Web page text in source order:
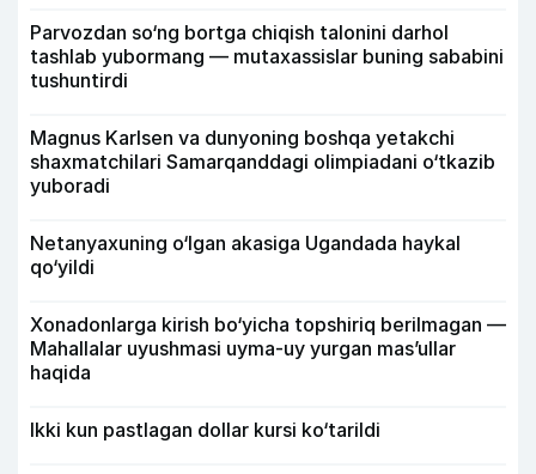
Parvozdan so‘ng bortga chiqish talonini darhol
tashlab yubormang — mutaxassislar buning sababini
tushuntirdi
Magnus Karlsen va dunyoning boshqa yetakchi
shaxmatchilari Samarqanddagi olimpiadani o‘tkazib
yuboradi
Netanyaxuning o‘lgan akasiga Ugandada haykal
qo‘yildi
Xonadonlarga kirish bo‘yicha topshiriq berilmagan —
Mahallalar uyushmasi uyma-uy yurgan mas’ullar
haqida
Ikki kun pastlagan dollar kursi ko‘tarildi